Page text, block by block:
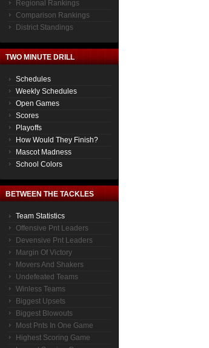
Regional Rankings
Comparison Rankings
District Standings
TWO MINUTE DRILL
Schedules
Weekly Schedules
Open Games
Scores
Playoffs
How Would They Finish?
Mascot Madness
School Colors
BETWEEN THE TACKLES
Team Statistics
Offensive Pnt Leaders
Devensive Pnt Leaders
Margin Of Victory
Movers And Shakers
Undefeated Teams
Winless Teams
Biggest Upsets
Biggest Blowouts
Most Pnts In One Game
Highest Scoring Game